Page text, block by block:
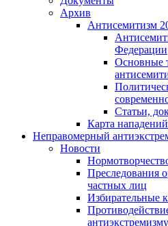
Архив
Антисемитизм
Федерации
Основные
Статьи,
Карта
Неправомерный
Новости
Преследования
частных лиц
Избирательные
антиэкстремизму